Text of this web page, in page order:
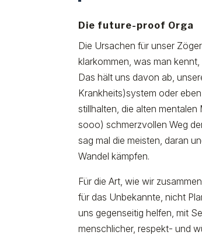
Die future-proof Orga
Die Ursachen für unser
klarkommen, was man
Das hält uns davon ab,
Krankheits)system oder
stillhalten, die alten
sooo) schmerzvollen Weg
sag mal die meisten, daran
Wandel kämpfen.
Für die Art, wie wir
für das Unbekannte, nicht
uns gegenseitig helfen, mit
menschlicher, respekt- und